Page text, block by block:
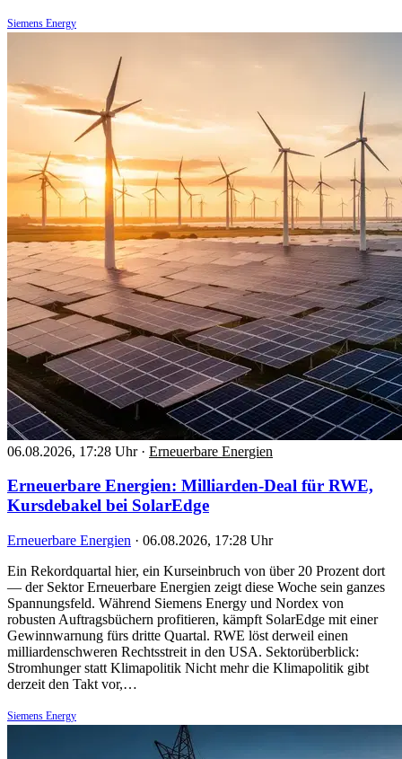
Siemens Energy
06.08.2026, 17:28 Uhr · Erneuerbare Energien
Erneuerbare Energien: Milliarden-Deal für RWE,
Kursdebakel bei SolarEdge
Erneuerbare Energien · 06.08.2026, 17:28 Uhr
Ein Rekordquartal hier, ein Kurseinbruch von über 20 Prozent dort
— der Sektor Erneuerbare Energien zeigt diese Woche sein ganzes
Spannungsfeld. Während Siemens Energy und Nordex von
robusten Auftragsbüchern profitieren, kämpft SolarEdge mit einer
Gewinnwarnung fürs dritte Quartal. RWE löst derweil einen
milliardenschweren Rechtsstreit in den USA. Sektorüberblick:
Stromhunger statt Klimapolitik Nicht mehr die Klimapolitik gibt
derzeit den Takt vor,…
Siemens Energy